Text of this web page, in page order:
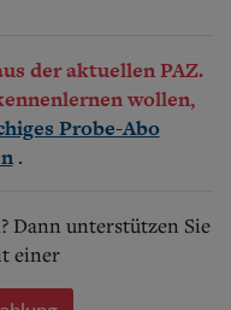
der aktuellen PAZ.
wollen,
Probe-Abo
.
Dann unterstützen Sie
einer